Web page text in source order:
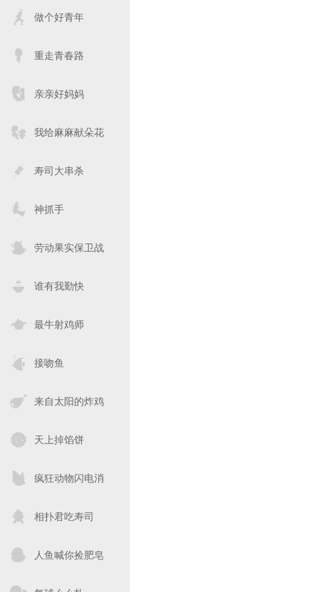
做个好青年
重走青春路
亲亲好妈妈
我给麻麻献朵花
寿司大串杀
神抓手
劳动果实保卫战
谁有我勤快
最牛射鸡师
接吻鱼
来自太阳的炸鸡
天上掉馅饼
疯狂动物闪电消
相扑君吃寿司
人鱼喊你捡肥皂